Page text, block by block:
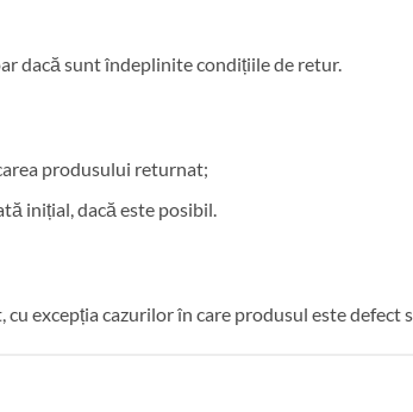
dacă sunt îndeplinite condițiile de retur.
produsului returnat;
inițial, dacă este posibil.
excepția cazurilor în care produsul este defect